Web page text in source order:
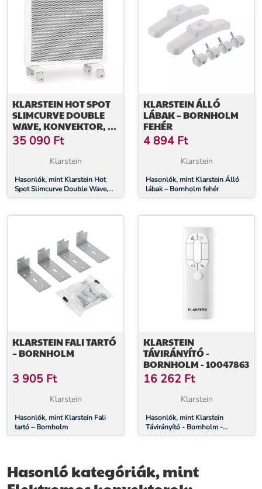
KLARSTEIN HOT SPOT
SLIMCURVE DOUBLE
WAVE, KONVEKTOR, 2
AZ 1-BEN FŰTŐTEST,
1000 W, HETI IDŐZÍTŐ,
35 090 Ft
Klarstein
Hasonlók, mint Klarstein Hot
Spot Slimcurve Double Wave,
konvektor, 2 az 1-ben fűtőtest,
KLARSTEIN ÁLLÓ
LÁBAK – BORNHOLM
FEHÉR
4 894 Ft
Klarstein
Hasonlók, mint Klarstein Álló
lábak – Bornholm fehér
KLARSTEIN FALI TARTÓ
– BORNHOLM
3 905 Ft
Klarstein
Hasonlók, mint Klarstein Fali
tartó – Bornholm
KLARSTEIN
TÁVIRÁNYÍTÓ -
BORNHOLM - 10047863
16 262 Ft
Klarstein
Hasonlók, mint Klarstein
Távirányító - Bornholm -
10047863
Hasonló kategóriák, mint